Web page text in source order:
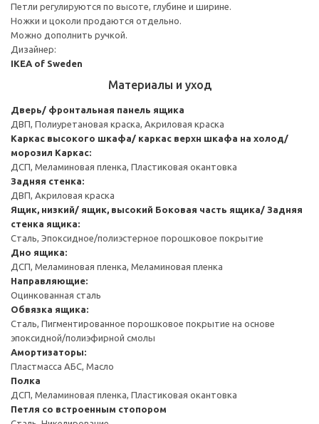
Петли регулируются по высоте, глубине и ширине.
Ножки и цоколи продаются отдельно.
Можно дополнить ручкой.
Дизайнер:
IKEA of Sweden
Материалы и уход
Дверь/ фронтальная панель ящика
ДВП, Полиуретановая краска, Акриловая краска
Каркас высокого шкафа/ каркас верхн шкафа на холод/
морозил Каркас:
ДСП, Меламиновая пленка, Пластиковая окантовка
Задняя стенка:
ДВП, Акриловая краска
Ящик, низкий/ ящик, высокий Боковая часть ящика/ Задняя
стенка ящика:
Сталь, Эпоксидное/полиэстерное порошковое покрытие
Дно ящика:
ДСП, Меламиновая пленка, Меламиновая пленка
Направляющие:
Оцинкованная сталь
Обвязка ящика:
Сталь, Пигментированное порошковое покрытие на основе
эпоксидной/полиэфирной смолы
Амортизаторы:
Пластмасса АБС, Масло
Полка
ДСП, Меламиновая пленка, Пластиковая окантовка
Петля со встроенным стопором